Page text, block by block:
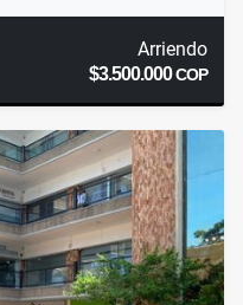
Arriendo
$3.500.000COP